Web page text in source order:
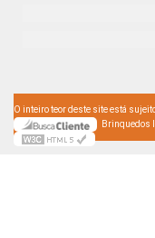
O inteiro teor deste site está
Brinquedos